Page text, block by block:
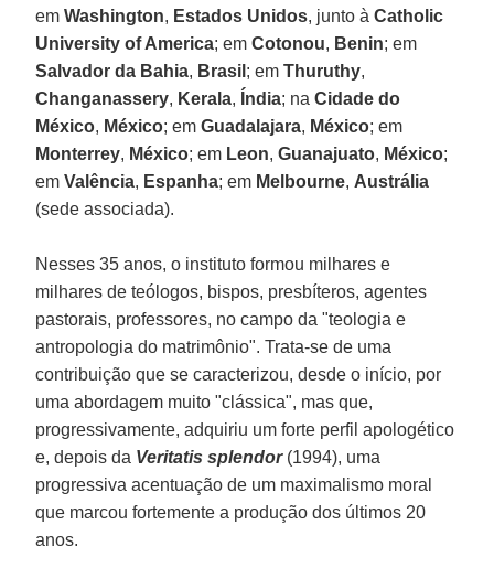
emWashington, Estados Unidos, junto àCatholic
University of America; emCotonou, Benin; em
Salvador da Bahia, Brasil ; emThuruthy,
Changanassery, Kerala, Índia; naCidade do
México, México; emGuadalajara, México; em
Monterrey, México; em Leon,Guanajuato, México;
emValência, Espanha; em Melbourne, Austrália
(sede associada).
Nesses 35 anos, o instituto formou milhares e
milhares de teólogos, bispos, presbíteros, agentes
pastorais, professores, no campo da "teologia e
antropologia do matrimônio". Trata-se de uma
contribuição que se caracterizou, desde o início, por
uma abordagem muito "clássica", mas que,
progressivamente, adquiriu um forte perfil apologético
e, depois da Veritatis splendor (1994), uma
progressiva acentuação de um maximalismo moral
que marcou fortemente a produção dos últimos 20
anos.